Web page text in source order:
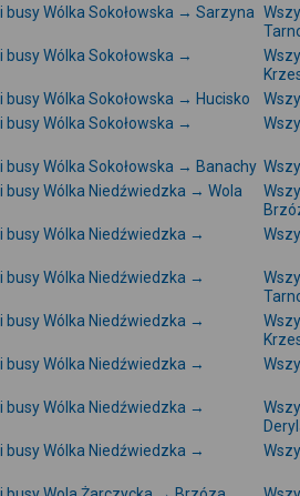
Wólka Sokołowska → Sarzyna
Wólka Sokołowska →
Wólka Sokołowska → Hucisko
Wólka Sokołowska →
Wólka Sokołowska → Banachy
busy Wólka Niedźwiedzka → Wola
busy Wólka Niedźwiedzka →
busy Wólka Niedźwiedzka →
busy Wólka Niedźwiedzka →
busy Wólka Niedźwiedzka →
busy Wólka Niedźwiedzka →
busy Wólka Niedźwiedzka →